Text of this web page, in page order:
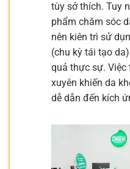
tùy sở thích. Tuy
phẩm chăm sóc
nên kiên trì sử
(chu kỳ tái tạo
quả thực sự.
xuyên khiến da
dễ dẫn đến kích